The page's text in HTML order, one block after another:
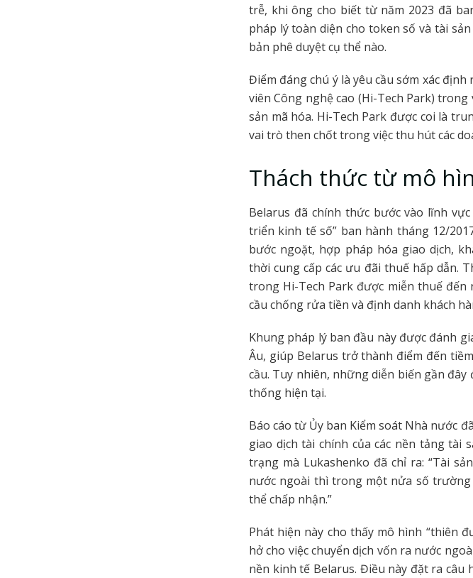
trễ, khi ông cho biết từ năm 2023 đã
pháp lý toàn diện cho token số và tài
bản phê duyệt cụ thể nào.
Điểm đáng chú ý là yêu cầu sớm xác
viên Công nghệ cao (Hi-Tech Park)
sản mã hóa. Hi-Tech Park được coi là
vai trò then chốt trong việc thu hút các
Thách thức từ mô
Belarus đã chính thức bước vào lĩnh
triển kinh tế số” ban hành tháng 12/
bước ngoặt, hợp pháp hóa giao dịch,
thời cung cấp các ưu đãi thuế hấp dẫn.
trong Hi-Tech Park được miễn thuế đến
cầu chống rửa tiền và định danh khách
Khung pháp lý ban đầu này được đánh
Âu, giúp Belarus trở thành điểm đến
cầu. Tuy nhiên, những diễn biến gần
thống hiện tại.
Báo cáo từ Ủy ban Kiểm soát Nhà nước
giao dịch tài chính của các nền tảng tài
trạng mà Lukashenko đã chỉ ra: “Tài
nước ngoài thì trong một nửa số
thể chấp nhận.”
Phát hiện này cho thấy mô hình “thiên
hở cho việc chuyển dịch vốn ra nước
nền kinh tế Belarus. Điều này đặt ra câu